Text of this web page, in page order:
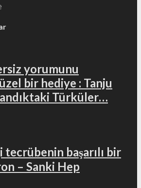
yorumunu
bir hediye : Tanju
Türküler…
tecrübenin başarılı bir
– Sanki Hep